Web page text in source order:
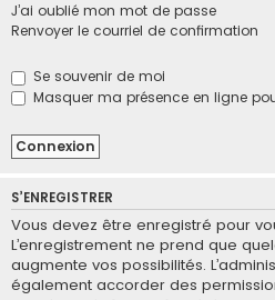
J’ai oublié mon mot de passe
Renvoyer le courriel de confirmation
Se souvenir de moi
Masquer ma présence en ligne
S’ENREGISTRER
Vous devez être enregistré pour
L’enregistrement ne prend que
augmente vos possibilités.
également accorder des